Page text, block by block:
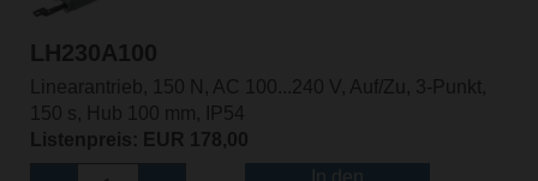
LH230A100
Linearantrieb, 150 N, AC 100...240 V, Auf/Zu, 3-Punkt,
150 s, Hub 100 mm, IP54
Listenpreis: EUR 178,00